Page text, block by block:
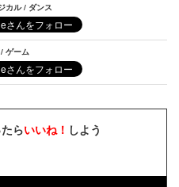
カル / ダンス
ゲーム
らいいね！ しよう